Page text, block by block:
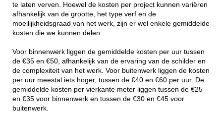
te laten verven. Hoewel de kosten per project kunnen variëren
afhankelijk van de grootte, het type verf en de
moeilijkheidsgraad van het werk, zijn er wel enkele gemiddelde
kosten die we kunnen delen.
Voor binnenwerk liggen de gemiddelde kosten per uur tussen
de €35 en €50, afhankelijk van de ervaring van de schilder en
de complexiteit van het werk. Voor buitenwerk liggen de kosten
per uur meestal iets hoger, tussen de €40 en €60 per uur. De
gemiddelde kosten per vierkante meter liggen tussen de €25
en €35 voor binnenwerk en tussen de €30 en €45 voor
buitenwerk.